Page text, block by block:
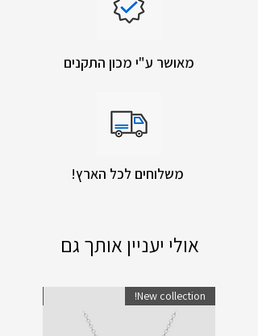
מאושר ע"י מכון התקנים
אולי יעניין אותך גם
New collection!